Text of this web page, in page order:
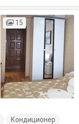
15
Кондиционер